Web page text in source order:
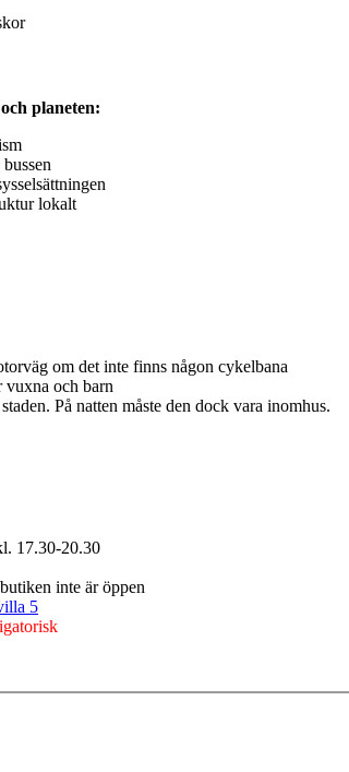
planeten:
lokalt
om det inte finns någon cykelbana
vuxna och barn
På natten måste den dock vara inomhus.
17.30-20.30
inte är öppen
5